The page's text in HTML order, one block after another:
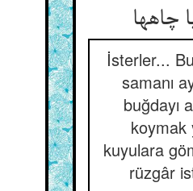
چاهها
İsterler...
samanı
buğdayı
koymak
kuyulara
rüzgâr